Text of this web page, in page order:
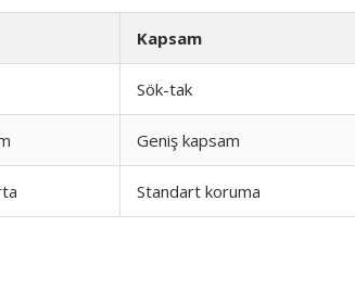
Kapsam
Sök-tak
Geniş kapsam
Standart koruma
Firma Çalışanları